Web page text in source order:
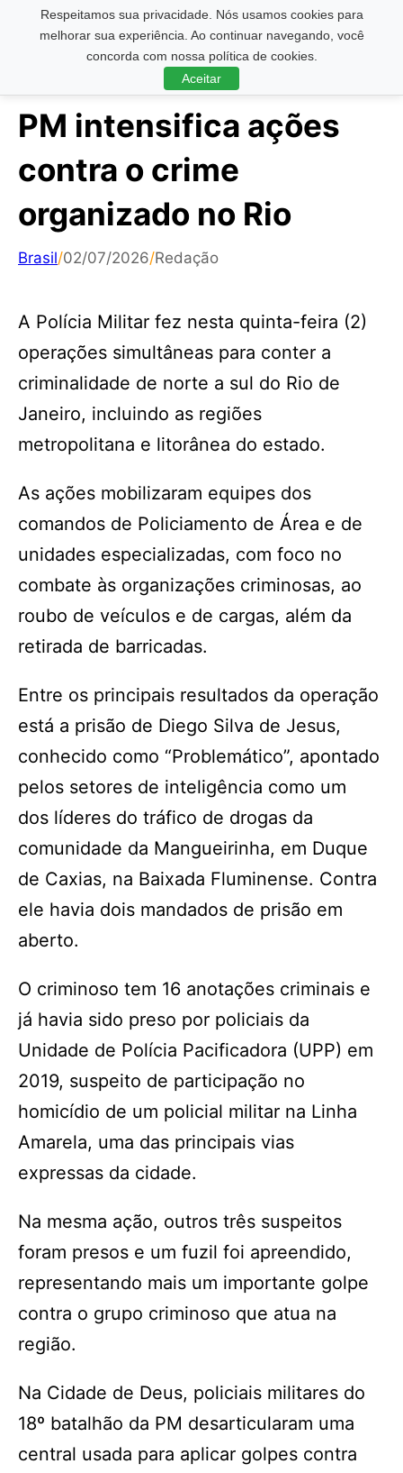
Respeitamos sua privacidade. Nós usamos cookies para
melhorar sua experiência. Ao continuar navegando, você
concorda com nossa política de cookies.
Aceitar
Pesquisar ...
PM intensifica ações
contra o crime
organizado no Rio
Brasil/02/07/2026/Redação
A Polícia Militar fez nesta quinta-feira (2)
operações simultâneas para conter a
criminalidade de norte a sul do Rio de
Janeiro, incluindo as regiões
metropolitana e litorânea do estado.
As ações mobilizaram equipes dos
comandos de Policiamento de Área e de
unidades especializadas, com foco no
combate às organizações criminosas, ao
roubo de veículos e de cargas, além da
retirada de barricadas.
Entre os principais resultados da operação
está a prisão de Diego Silva de Jesus,
conhecido como “Problemático”, apontado
pelos setores de inteligência como um
dos líderes do tráfico de drogas da
comunidade da Mangueirinha, em Duque
de Caxias, na Baixada Fluminense. Contra
ele havia dois mandados de prisão em
aberto.
O criminoso tem 16 anotações criminais e
já havia sido preso por policiais da
Unidade de Polícia Pacificadora (UPP) em
2019, suspeito de participação no
homicídio de um policial militar na Linha
Amarela, uma das principais vias
expressas da cidade.
Na mesma ação, outros três suspeitos
foram presos e um fuzil foi apreendido,
representando mais um importante golpe
contra o grupo criminoso que atua na
região.
Na Cidade de Deus, policiais militares do
18º batalhão da PM desarticularam uma
central usada para aplicar golpes contra